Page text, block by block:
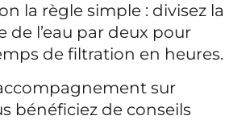
la règle simple : divisez la
de l’eau par deux pour
de filtration en heures.
sur
bénéficiez de conseils